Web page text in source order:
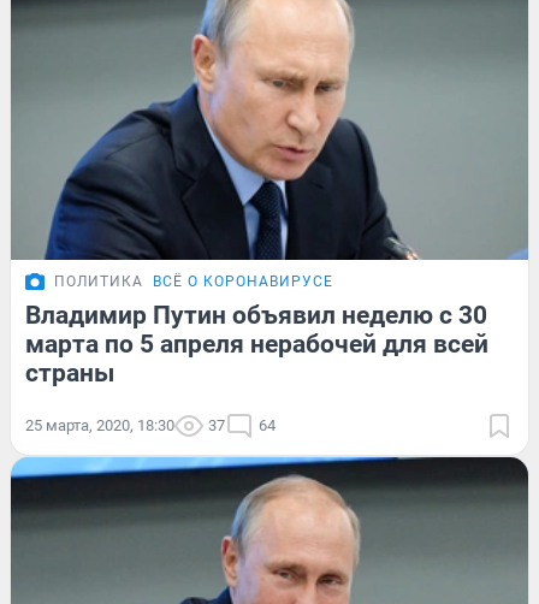
ПОЛИТИКА ВСЁ О КОРОНАВИРУСЕ
Владимир Путин объявил неделю с 30
марта по 5 апреля нерабочей для всей
страны
25 марта, 2020, 18:30 37 64